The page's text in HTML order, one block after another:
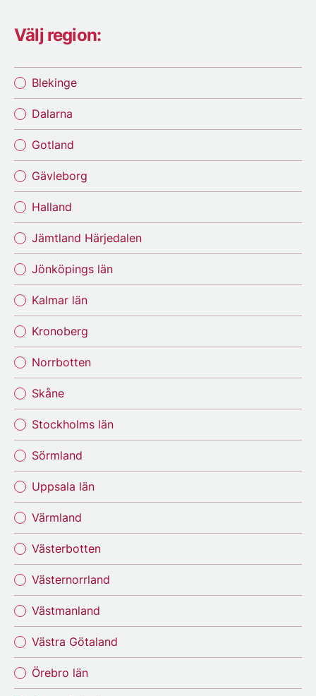
Välj region:
Blekinge
Dalarna
Gotland
Gävleborg
Halland
Jämtland Härjedalen
Jönköpings län
Kalmar län
Kronoberg
Norrbotten
Skåne
Stockholms län
Sörmland
Uppsala län
Värmland
Västerbotten
Västernorrland
Västmanland
Västra Götaland
Örebro län